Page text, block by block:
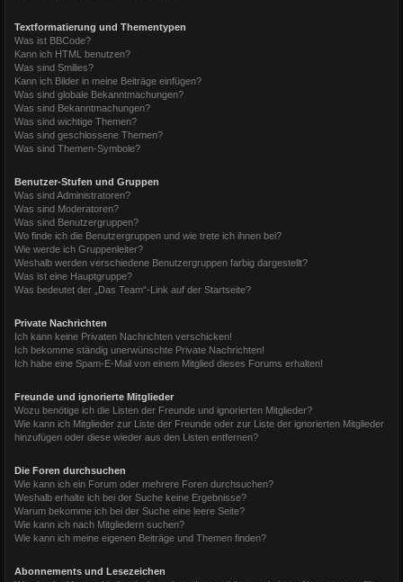
Textformatierung und Thementypen
Was ist BBCode?
Kann ich HTML benutzen?
Was sind Smilies?
Kann ich Bilder in meine Beiträge einfügen?
Was sind globale Bekanntmachungen?
Was sind Bekanntmachungen?
Was sind wichtige Themen?
Was sind geschlossene Themen?
Was sind Themen-Symbole?
Benutzer-Stufen und Gruppen
Was sind Administratoren?
Was sind Moderatoren?
Was sind Benutzergruppen?
Wo finde ich die Benutzergruppen und wie trete ich ihnen bei?
Wie werde ich Gruppenleiter?
Weshalb werden verschiedene Benutzergruppen farbig dargestellt?
Was ist eine Hauptgruppe?
Was bedeutet der „Das Team“-Link auf der Startseite?
Private Nachrichten
Ich kann keine Privaten Nachrichten verschicken!
Ich bekomme ständig unerwünschte Private Nachrichten!
Ich habe eine Spam-E-Mail von einem Mitglied dieses Forums erhalten!
Freunde und ignorierte Mitglieder
Wozu benötige ich die Listen der Freunde und ignorierten Mitglieder?
Wie kann ich Mitglieder zur Liste der Freunde oder zur Liste der ignorierten Mitglieder
hinzufügen oder diese wieder aus den Listen entfernen?
Die Foren durchsuchen
Wie kann ich ein Forum oder mehrere Foren durchsuchen?
Weshalb erhalte ich bei der Suche keine Ergebnisse?
Warum bekomme ich bei der Suche eine leere Seite?
Wie kann ich nach Mitgliedern suchen?
Wie kann ich meine eigenen Beiträge und Themen finden?
Abonnements und Lesezeichen